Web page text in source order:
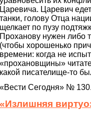
Царевича. Царевич
танки, голову Отца
щелкает по пузу
Проханову нужен либо
(чтобы хорошенько
времени: когда не
«прохановщины»
какой писателище-то
«Вести Сегодня» №
«Излишняя